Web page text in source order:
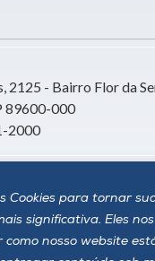
Cookies para tornar
significativa. Eles
nosso website
2125 - Bairro Flor da
89600-000
2000